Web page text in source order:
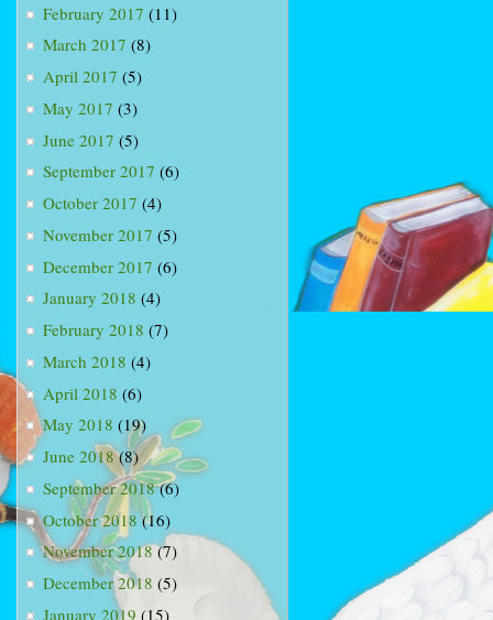
February 2017 (11)
March 2017 (8)
April 2017 (5)
May 2017 (3)
June 2017 (5)
September 2017 (6)
October 2017 (4)
November 2017 (5)
December 2017 (6)
January 2018 (4)
February 2018 (7)
March 2018 (4)
April 2018 (6)
May 2018 (19)
June 2018(8)
September 2018(6)
October 2018(16)
November 2018(7)
December 2018 (5)
January 2019 (15)